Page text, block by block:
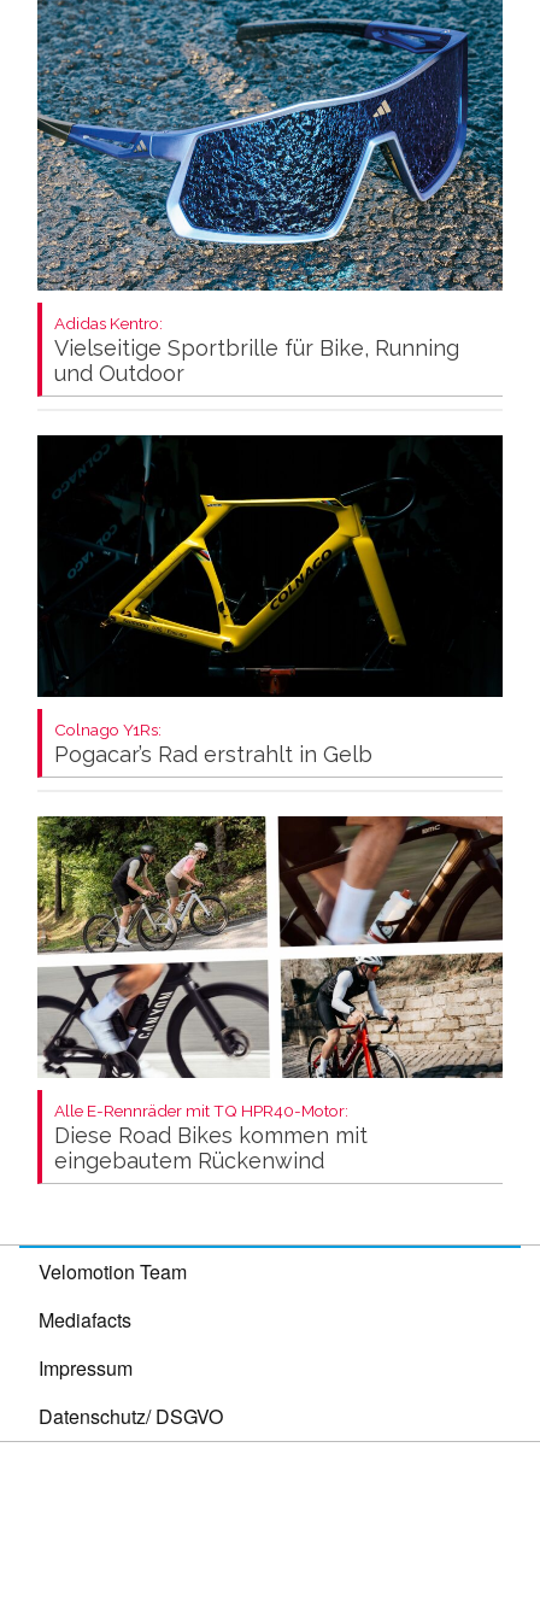
Adidas Kentro:
Vielseitige Sportbrille für Bike, Running
und Outdoor
Colnago Y1Rs:
Pogacar’s Rad erstrahlt in Gelb
Alle E-Rennräder mit TQ HPR40-Motor:
Diese Road Bikes kommen mit
eingebautem Rückenwind
Velomotion Team
Mediafacts
Impressum
Datenschutz/ DSGVO